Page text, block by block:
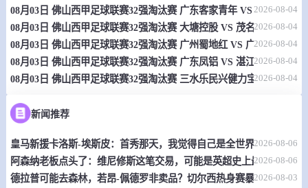
情报
肯篮联 08-08 21:00 直播中
莫舍篮网 0 - 0 乌林兹
乌干甲 08-08 21:00 直播中
动力俱乐部 0 - 0 街篮风潮BC
08月03日 佛山西甲足球联赛32强淘汰赛 广东客家青年 VS 广州英华思
2026-08-04
08月03日 佛山西甲足球联赛32强淘汰赛 大塘控股 VS 茂名市点都得
2026-08-04
08月03日 佛山西甲足球联赛32强淘汰赛 广州蜀地红 VS 广州戴拿模
2026-08-04
08月03日 佛山西甲足球联赛32强淘汰赛 广东凤铝 VS 湛江八部科技
2026-08-04
08月03日 佛山西甲足球联赛32强淘汰赛 三水乐民兴健力宝 VS 中国澳
2026-08-04
新闻推荐
皇马新援卡洛斯-埃斯皮：首秀那天，我觉得自己是全世界最幸福的人
2026-08-06
阿森纳老板点头了：维尼修斯这笔交易，可能是英超史上最炸裂的转
2026-08-06
德拉普可能去森林，若昂-佩德罗非卖品？切尔西热身赛暴露不少问题
2026-08-03